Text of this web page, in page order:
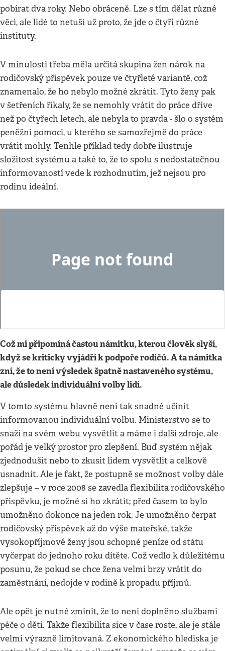
pobírat dva roky. Nebo obráceně. Lze s tím dělat různé
věci, ale lidé to netuší už proto, že jde o čtyři různé
instituty.
V minulosti třeba měla určitá skupina žen nárok na
rodičovský příspěvek pouze ve čtyřleté variantě, což
znamenalo, že ho nebylo možné zkrátit. Tyto ženy pak
v šetřeních říkaly, že se nemohly vrátit do práce dříve
než po čtyřech letech, ale nebyla to pravda - šlo o systém
peněžní pomoci, u kterého se samozřejmě do práce
vrátit mohly. Tenhle příklad tedy dobře ilustruje
složitost systému a také to, že to spolu s nedostatečnou
informovaností vede k rozhodnutím, jež nejsou pro
rodinu ideální.
Což mi připomíná častou námitku, kterou člověk slyší,
když se kriticky vyjádří k podpoře rodičů. A ta námitka
zní, že to není výsledek špatně nastaveného systému,
ale důsledek individuální volby lidí.
V tomto systému hlavně není tak snadné učinit
informovanou individuální volbu. Ministerstvo se to
snaží na svém webu vysvětlit a máme i další zdroje, ale
pořád je velký prostor pro zlepšení. Buď systém nějak
zjednodušit nebo to zkusit lidem vysvětlit a celkově
usnadnit. Ale je fakt, že postupně se možnost volby dále
zlepšuje – v roce 2008 se zavedla flexibilita rodičovského
příspěvku, je možné si ho zkrátit; před časem to bylo
umožněno dokonce na jeden rok. Je umožněno čerpat
rodičovský příspěvek až do výše mateřské, takže
vysokopříjmové ženy jsou schopné peníze od státu
vyčerpat do jednoho roku dítěte. Což vedlo k důležitému
posunu, že pokud se chce žena velmi brzy vrátit do
zaměstnání, nedojde v rodině k propadu příjmů.
Ale opět je nutné zmínit, že to není doplněno službami
péče o děti. Takže flexibilita sice v čase roste, ale je stále
velmi výrazně limitovaná. Z ekonomického hlediska je